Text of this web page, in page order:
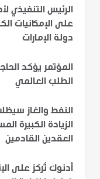
الرئيس التنفيذي
على الإمكانيات
دولة الإمارات
المؤتمر يؤكد
الطلب العالمي
النفط والغاز
الزيادة الكبيرة
العقدين القادمين
أدنوك تٌركز على